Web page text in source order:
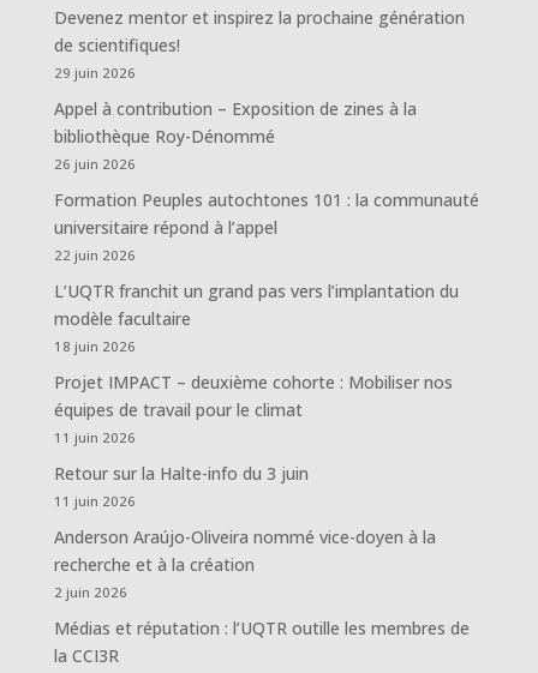
Devenez mentor et inspirez la prochaine génération
de scientifiques!
29 juin 2026
Appel à contribution – Exposition de zines à la
bibliothèque Roy-Dénommé
26 juin 2026
Formation Peuples autochtones 101 : la communauté
universitaire répond à l’appel
22 juin 2026
L’UQTR franchit un grand pas vers l’implantation du
modèle facultaire
18 juin 2026
Projet IMPACT – deuxième cohorte : Mobiliser nos
équipes de travail pour le climat
11 juin 2026
Retour sur la Halte-info du 3 juin
11 juin 2026
Anderson Araújo-Oliveira nommé vice-doyen à la
recherche et à la création
2 juin 2026
Médias et réputation : l’UQTR outille les membres de
la CCI3R